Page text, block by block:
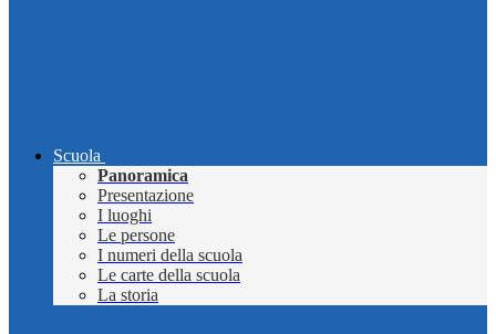
Scuola
Panoramica
Presentazione
I luoghi
Le persone
I numeri della scuola
Le carte della scuola
La storia